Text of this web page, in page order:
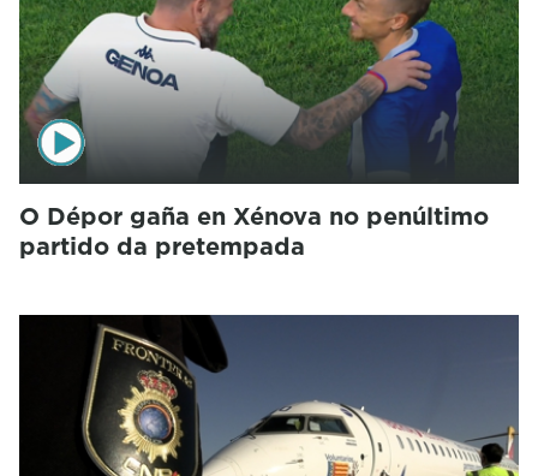
O Dépor gaña en Xénova no penúltimo
partido da pretempada